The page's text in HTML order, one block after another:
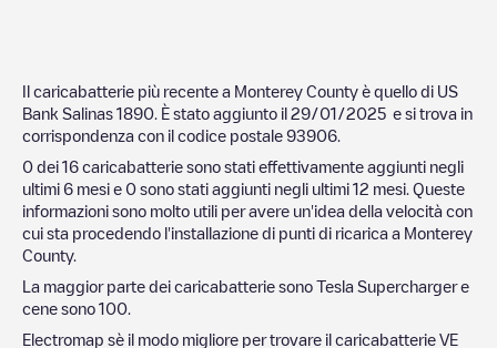
Il caricabatterie più recente a Monterey County è quello di US
Bank Salinas 1890 . È stato aggiunto il 29/01/2025 e si trova in
corrispondenza con il codice postale 93906
0 dei 16 caricabatterie sono stati effettivamente aggiunti negli
ultimi 6 mesi e 0 sono stati aggiunti negli ultimi 12 mesi. Queste
informazioni sono molto utili per avere un'idea della velocità con
cui sta procedendo l'installazione di punti di ricarica a Monterey
County.
La maggior parte dei caricabatterie sono Tesla Superchargere
cene sono 100
Electromap sè il modo migliore per trovare il caricabatterie VE